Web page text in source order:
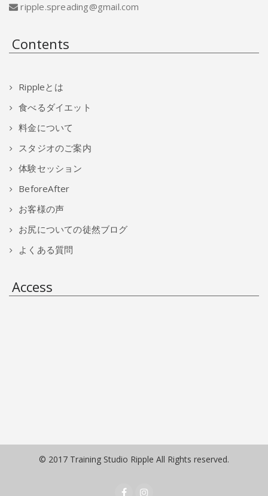
ripple.spreading@gmail.com
Contents
Rippleとは
食べるダイエット
料金について
スタジオのご案内
体験セッション
BeforeAfter
お客様の声
お尻についての徒然ブログ
よくある質問
Access
© 2017 Training Studio Ripple All Rights reserved.